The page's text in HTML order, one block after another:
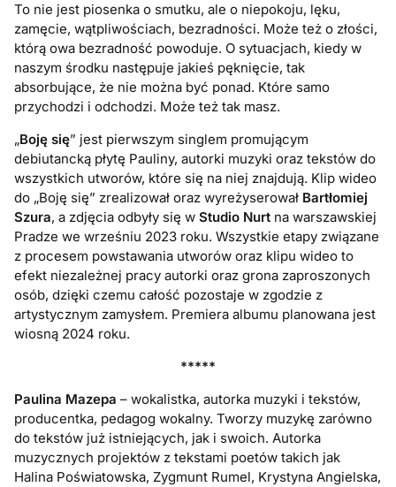
To nie jest piosenka o smutku, ale o niepokoju, lęku,
zamęcie, wątpliwościach, bezradności. Może też o złości,
którą owa bezradność powoduje. O sytuacjach, kiedy w
naszym środku następuje jakieś pęknięcie, tak
absorbujące, że nie można być ponad. Które samo
przychodzi i odchodzi. Może też tak masz.
„Boję się” jest pierwszym singlem promującym
debiutancką płytę Pauliny, autorki muzyki oraz tekstów do
wszystkich utworów, które się na niej znajdują. Klip wideo
do „Boję się” zrealizował oraz wyreżyserował Bartłomiej
Szura, a zdjęcia odbyły się wStudio Nurt na warszawskiej
Pradze we wrześniu 2023 roku. Wszystkie etapy związane
z procesem powstawania utworów oraz klipu wideo to
efekt niezależnej pracy autorki oraz grona zaproszonych
osób, dzięki czemu całość pozostaje w zgodzie z
artystycznym zamysłem. Premiera albumu planowana jest
wiosną 2024 roku.
*****
Paulina Mazepa – wokalistka, autorka muzyki i tekstów,
producentka, pedagog wokalny. Tworzy muzykę zarówno
do tekstów już istniejących, jak i swoich. Autorka
muzycznych projektów z tekstami poetów takich jak
Halina Poświatowska, Zygmunt Rumel, Krystyna Angielska,